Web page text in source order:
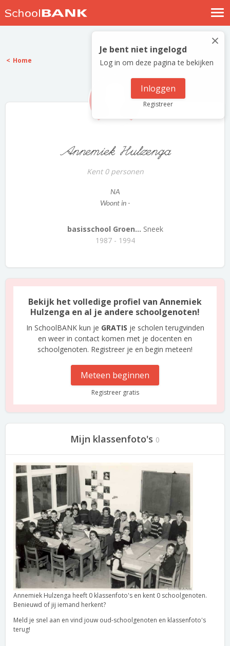
Nostalgische verhalen
Log in
Meld je gratis aan
×
Je bent niet ingelogd
Log in om deze pagina te bekijken
Inloggen
Registreer
Home
Annemiek Hulzenga
Kent 0 personen
NA
Woont in -
basisschool Groen... Sneek
1987 - 1994
Bekijk het volledige profiel van Annemiek
Hulzenga en al je andere schoolgenoten!
In SchoolBANK kun je GRATIS je scholen terugvinden
en weer in contact komen met je docenten en
schoolgenoten. Registreer je en begin meteen!
Meteen beginnen
Registreer gratis
Mijn klassenfoto's 0
Annemiek Hulzenga heeft 0 klassenfoto's en kent 0 schoolgenoten.
Benieuwd of jij iemand herkent?
Meld je snel aan en vind jouw oud-schoolgenoten en klassenfoto's
terug!